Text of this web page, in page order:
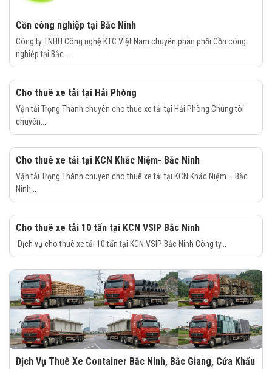
Cồn công nghiệp tại Bắc Ninh
Công ty TNHH Công nghệ KTC Việt Nam chuyên phân phối Cồn công
nghiệp tại Bắc...
Cho thuê xe tải tại Hải Phòng
Vận tải Trọng Thành chuyên cho thuê xe tải tại Hải Phòng Chúng tôi
chuyên...
Cho thuê xe tải tại KCN Khắc Niệm- Bắc Ninh
Vận tải Trọng Thành chuyên cho thuê xe tải tại KCN Khắc Niệm – Bắc
Ninh...
Cho thuê xe tải 10 tấn tại KCN VSIP Bắc Ninh
Dịch vụ cho thuê xe tải 10 tấn tại KCN VSIP Bắc Ninh Công ty...
Dịch Vụ Thuê Xe Container Bắc Ninh, Bắc Giang, Cửa Khẩu